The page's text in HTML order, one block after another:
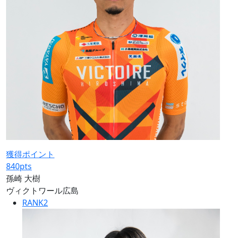
獲得ポイント
840pts
孫崎 大樹
ヴィクトワール広島
RANK2